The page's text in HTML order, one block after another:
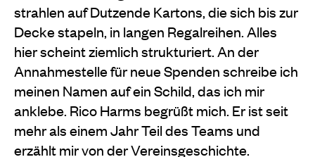
strahlen auf Dutzende Kartons, die sich bis zur
Decke stapeln, in langen Regalreihen. Alles
hier scheint ziemlich strukturiert. An der
Annahmestelle für neue Spenden schreibe ich
meinen Namen auf ein Schild, das ich mir
anklebe. Rico Harms begrüßt mich. Er ist seit
mehr als einem Jahr Teil des Teams und
erzählt mir von der Vereinsgeschichte.